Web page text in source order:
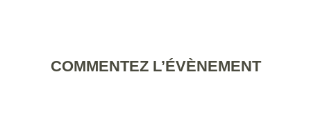
COMMENTEZ L’ÉVÈNEMENT